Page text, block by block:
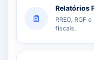
Relatórios
RREO, RGF
fiscais.